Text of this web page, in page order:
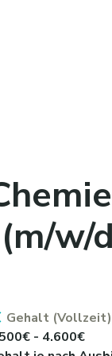
w/
Gehalt (Vollzeit)
- 4.600€